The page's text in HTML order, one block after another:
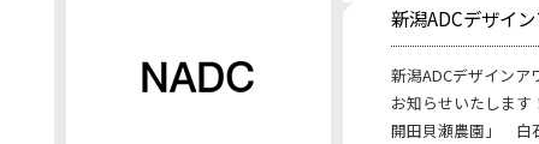
新潟ADCデザイ
新潟ADCデザイン
お知らせいたしま
開田貝瀬農園」 白